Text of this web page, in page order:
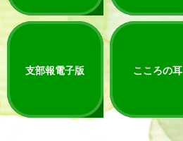
支部報電子版 こころの耳